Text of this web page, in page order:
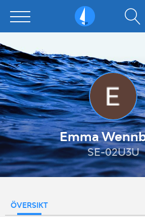
Sailarena
Emma
SE-02U3U
ÖVERSIKT